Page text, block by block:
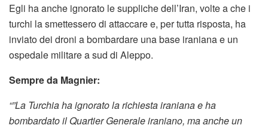
Egli ha anche ignorato le suppliche dell’Iran, volte a che i
turchi la smettessero di attaccare e, per tutta risposta, ha
inviato dei droni a bombardare una base iraniana e un
ospedale militare a sud di Aleppo.
Sempre da Magnier:
“”La Turchia ha ignorato la richiesta iraniana e ha
bombardato il Quartier Generale iraniano, ma anche un